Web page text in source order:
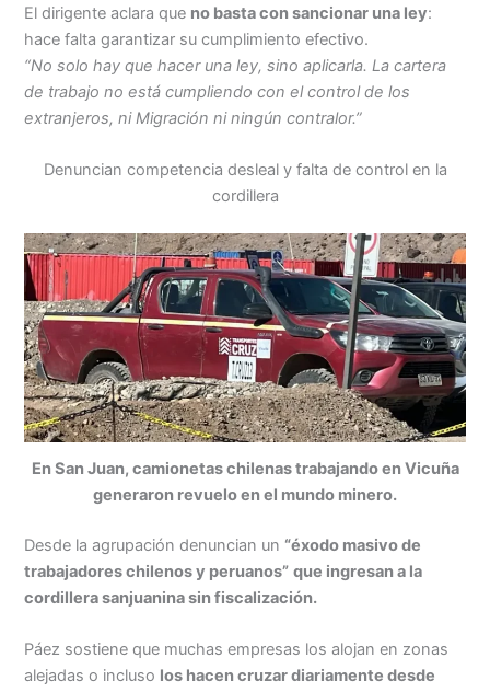
El dirigente aclara que no basta con sancionar una ley:
hace falta garantizar su cumplimiento efectivo.
“No solo hay que hacer una ley, sino aplicarla. La cartera
de trabajo no está cumpliendo con el control de los
extranjeros, ni Migración ni ningún contralor.”
Denuncian competencia desleal y falta de control en la
cordillera
En San Juan, camionetas chilenas trabajando en Vicuña
generaron revuelo en el mundo minero.
Desde la agrupación denuncian un “éxodo masivo de
trabajadores chilenos y peruanos” que ingresan a la
cordillera sanjuanina sin fiscalización.
Páez sostiene que muchas empresas los alojan en zonas
alejadas o incluso los hacen cruzar diariamente desde